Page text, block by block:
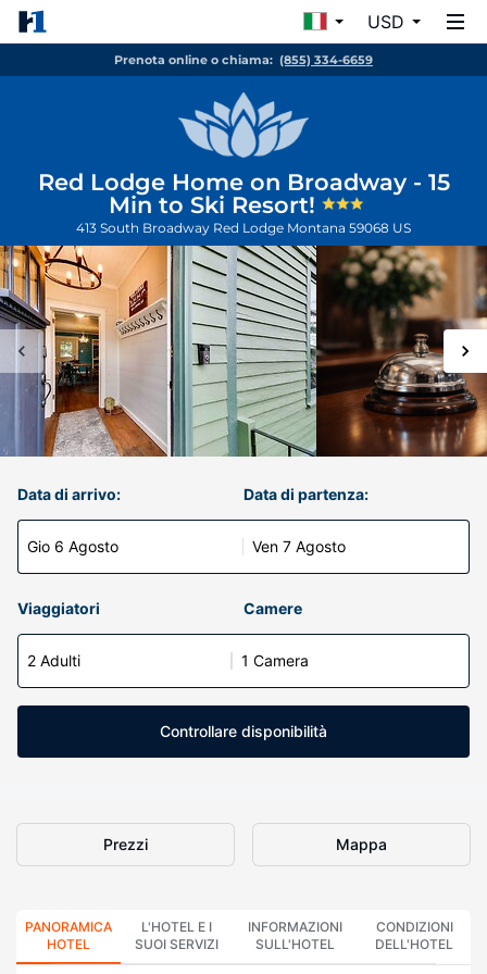
USD
Prenota online o chiama: (855) 334-6659
Red Lodge Home on Broadway - 15
Min to Ski Resort!
413 South Broadway Red Lodge Montana 59068 US
Data di arrivo:
Gio 6 Agosto
Data di partenza:
Ven 7 Agosto
Viaggiatori Camere
2 Adulti 1 Camera
Controllare disponibilità
Prezzi Mappa
PANORAMICA
HOTEL
L'HOTEL E I
SUOI SERVIZI
INFORMAZIONI
SULL'HOTEL
CONDIZIONI
DELL'HOTEL